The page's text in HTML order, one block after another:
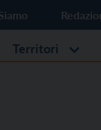
Territori